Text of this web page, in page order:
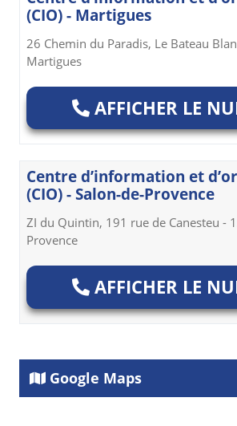
(CIO) - Martigues
26 Chemin du Paradis, Le Bateau
Martigues
AFFICHER LE
Centre d’information et
(CIO) - Salon-de-Provence
ZI du Quintin, 191 rue de Canesteu -
Provence
AFFICHER LE
Google Maps